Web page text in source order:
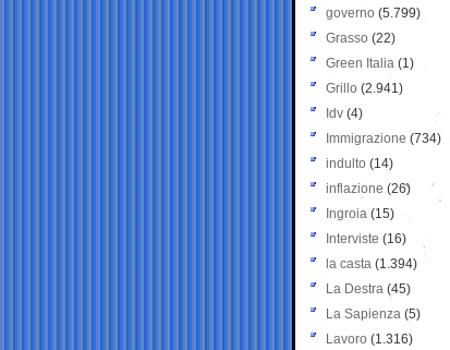
governo (5.799)
Grasso (22)
Green Italia (1)
Grillo (2.941)
Idv (4)
Immigrazione (734)
indulto (14)
inflazione (26)
Ingroia (15)
Interviste (16)
la casta (1.394)
La Destra (45)
La Sapienza (5)
Lavoro (1.316)